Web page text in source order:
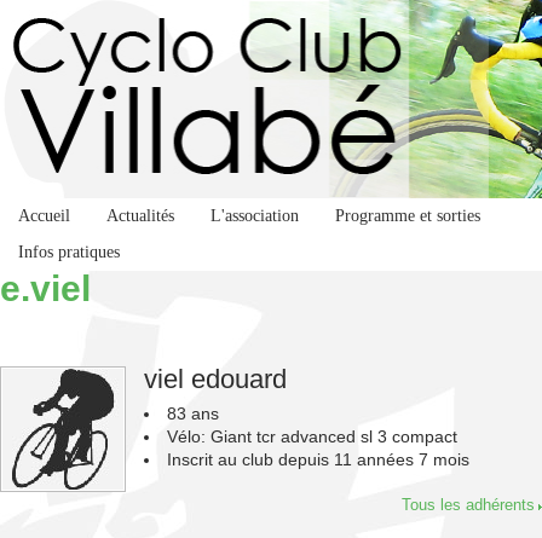
Accueil Actualités L'association
Programme et sorties
Infos pratiques
e.viel
viel edouard
83 ans
Vélo: Giant tcr advanced sl 3 compact
Inscrit au club depuis 11 années 7 mois
Tous les adhérents